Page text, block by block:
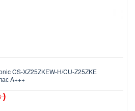
CS-XZ25ZKEW-H/CU-Z25ZKE
A+++
)